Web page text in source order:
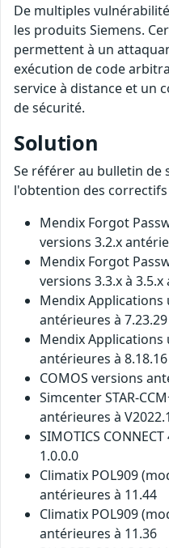
De multiples
les produits Siemens.
permettent à un
exécution de code
service à distance et un
de sécurité.
Solution
Se référer au bulletin
l'obtention des
Mendix Forgot
versions 3.2.x
Mendix Forgot
versions 3.3.x à
Mendix Applications
antérieures à 7.23.29
Mendix Applications
antérieures à 8.18.16
COMOS versions
Simcenter STAR-
antérieures à V2022.1
SIMOTICS
1.0.0.0
Climatix POL909
antérieures à 11.44
Climatix POL909
antérieures à 11.36